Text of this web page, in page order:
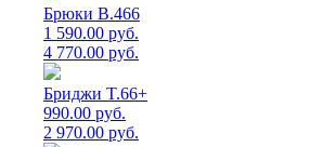
Брюки B.466
1 590.00 руб.
4 770.00 руб.
Бриджи T.66+
990.00 руб.
2 970.00 руб.